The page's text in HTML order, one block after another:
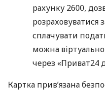
рахунку 2600,
розраховуватися
сплачувати
можна
через «Приват24
Картка прив’язана